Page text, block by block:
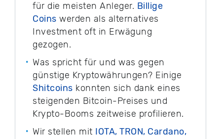
für die meisten Anleger. Billige
Coins werden als alternatives
Investment oft in Erwägung
gezogen.
Was spricht für und was gegen
günstige Kryptowährungen? Einige
Shitcoins konnten sich dank eines
steigenden Bitcoin-Preises und
Krypto-Booms zeitweise profilieren.
Wir stellen mit IOTA, TRON, Cardano,